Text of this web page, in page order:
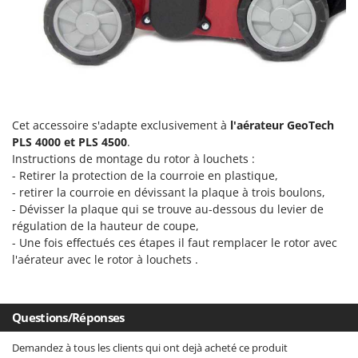
Désherbeurs thermiques et mécaniques
Déshumidificateurs
Draineuses
Effaroucheurs d'oiseaux
Effeuilleuses pour olives
Égreneuses à maïs
Électropompes pour la maison et le jardin
Éleveuses artificielles pour poussins
Enfouisseurs de pierres
Épépineuses
Équipements de protection des voies respiratoires
Bosch
Brumi
BullMach
Calory Forni
Campagnola
Campingaz
Castelgarden
Castellari
Ceccato Olindo
Classe
Clementi
Cofra
Cet accessoire s'adapte exclusivement à l'aérateur GeoTech
PLS 4000 et PLS 4500.
Instructions de montage du rotor à louchets :
- Retirer la protection de la courroie en plastique,
- retirer la courroie en dévissant la plaque à trois boulons,
- Dévisser la plaque qui se trouve au-dessous du levier de
régulation de la hauteur de coupe,
- Une fois effectués ces étapes il faut remplacer le rotor avec
l'aérateur avec le rotor à louchets .
Questions/Réponses
Demandez à tous les clients qui ont dejà acheté ce produit